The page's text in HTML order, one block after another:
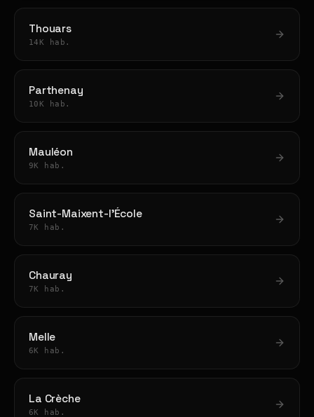
Thouars
14K hab.
Parthenay
10K hab.
Mauléon
9K hab.
Saint-Maixent-l'École
7K hab.
Chauray
7K hab.
Melle
6K hab.
La Crèche
6K hab.